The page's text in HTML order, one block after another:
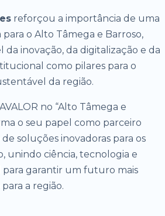
reforçou a importância de uma
o Alto Tâmega e Barroso,
inovação, da digitalização e da
como pilares para o
da região.
no “Alto Tâmega e
o seu papel como parceiro
soluções inovadoras para os
unindo ciência, tecnologia e
garantir um futuro mais
a região.